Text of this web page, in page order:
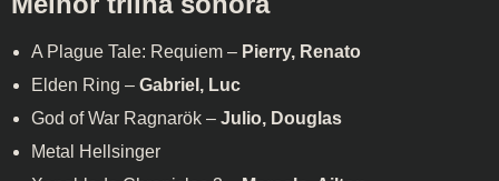
A Plague Tale: Requiem – Pierry, Renato
Elden Ring – Gabriel, Luc
God of War Ragnarök – Julio, Douglas
Metal Hellsinger